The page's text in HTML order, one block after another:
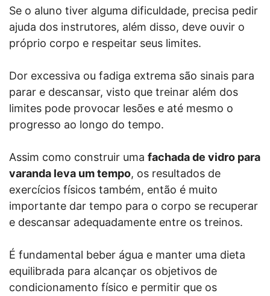
Se o aluno tiver alguma dificuldade, precisa pedir
ajuda dos instrutores, além disso, deve ouvir o
próprio corpo e respeitar seus limites.
Dor excessiva ou fadiga extrema são sinais para
parar e descansar, visto que treinar além dos
limites pode provocar lesões e até mesmo o
progresso ao longo do tempo.
Assim como construir uma fachada de vidro para
varanda leva um tempo, os resultados de
exercícios físicos também, então é muito
importante dar tempo para o corpo se recuperar
e descansar adequadamente entre os treinos.
É fundamental beber água e manter uma dieta
equilibrada para alcançar os objetivos de
condicionamento físico e permitir que os